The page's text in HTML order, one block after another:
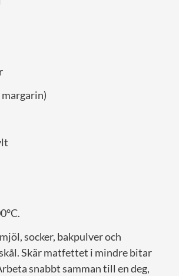
margarin)
socker, bakpulver och
Skär matfettet i mindre bitar
snabbt samman till en deg,